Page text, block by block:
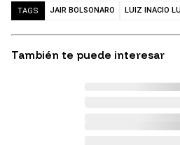
TAGS JAIR BOLSONARO LUIZ INACIO
También te puede interesar